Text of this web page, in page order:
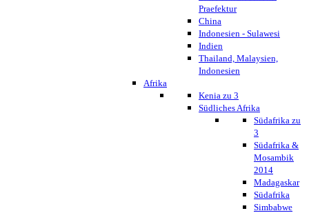
Praefektur
China
Indonesien - Sulawesi
Indien
Thailand, Malaysien,
Indonesien
Afrika
Kenia zu 3
Südliches Afrika
Südafrika zu
3
Südafrika &
Mosambik
2014
Madagaskar
Südafrika
Simbabwe